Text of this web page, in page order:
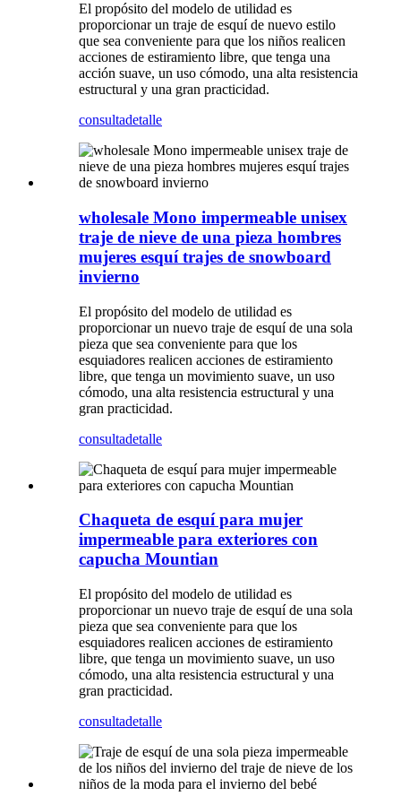
El propósito del modelo de utilidad es
proporcionar un traje de esquí de nuevo estilo
que sea conveniente para que los niños realicen
acciones de estiramiento libre, que tenga una
acción suave, un uso cómodo, una alta resistencia
estructural y una gran practicidad.
consultadetalle
wholesale Mono impermeable unisex
traje de nieve de una pieza hombres
mujeres esquí trajes de snowboard
invierno
El propósito del modelo de utilidad es
proporcionar un nuevo traje de esquí de una sola
pieza que sea conveniente para que los
esquiadores realicen acciones de estiramiento
libre, que tenga un movimiento suave, un uso
cómodo, una alta resistencia estructural y una
gran practicidad.
consultadetalle
Chaqueta de esquí para mujer
impermeable para exteriores con
capucha Mountian
El propósito del modelo de utilidad es
proporcionar un nuevo traje de esquí de una sola
pieza que sea conveniente para que los
esquiadores realicen acciones de estiramiento
libre, que tenga un movimiento suave, un uso
cómodo, una alta resistencia estructural y una
gran practicidad.
consultadetalle